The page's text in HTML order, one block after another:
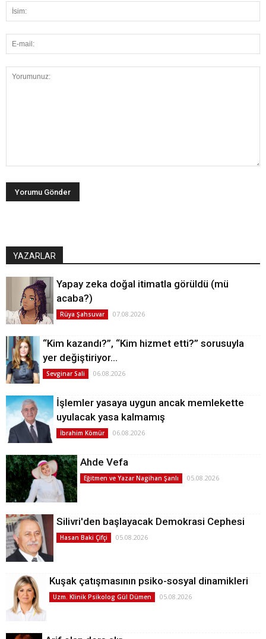
YAZARLAR
Yapay zeka doğal itimatla görüldü (mü
acaba?)
Rüya Şahsuvar 07.08.2026
“Kim kazandı?”, “Kim hizmet etti?” sorusuyla
yer değiştiriyor…
Sevginar Sali 06.08.2026
İşlemler yasaya uygun ancak memlekette
uyulacak yasa kalmamış
İbrahim Kömür 06.08.2026
Ahde Vefa
Eğitmen ve Yazar Nagihan Şanlı 05.08.2026
Silivri'den başlayacak Demokrasi Cephesi
Hasan Baki Çifçi 05.08.2026
Kuşak çatışmasının psiko-sosyal dinamikleri
Uzm. Klinik Psikolog Gül Dümen 05.08.2026